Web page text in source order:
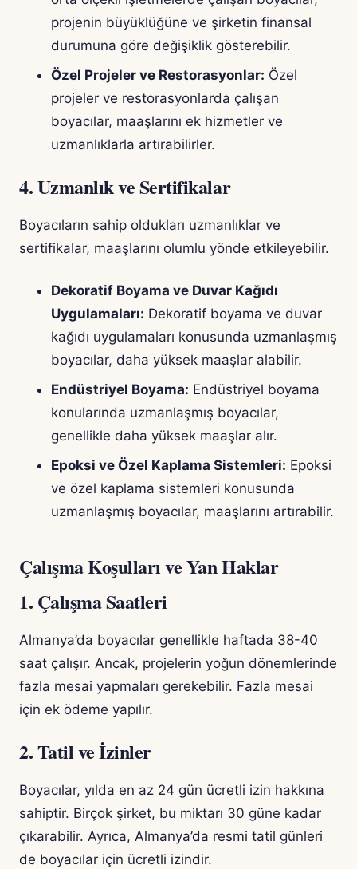
projenin büyüklüğüne ve şirketin finansal
durumuna göre değişiklik gösterebilir.
Özel Projeler ve Restorasyonlar: Özel
projeler ve restorasyonlarda çalışan
boyacılar, maaşlarını ek hizmetler ve
uzmanlıklarla artırabilirler.
4. Uzmanlık ve Sertifikalar
Boyacıların sahip oldukları uzmanlıklar ve
sertifikalar, maaşlarını olumlu yönde etkileyebilir.
Dekoratif Boyama ve Duvar Kağıdı
Uygulamaları: Dekoratif boyama ve duvar
kağıdı uygulamaları konusunda uzmanlaşmış
boyacılar, daha yüksek maaşlar alabilir.
Endüstriyel Boyama: Endüstriyel boyama
konularında uzmanlaşmış boyacılar,
genellikle daha yüksek maaşlar alır.
Epoksi ve Özel Kaplama Sistemleri: Epoksi
ve özel kaplama sistemleri konusunda
uzmanlaşmış boyacılar, maaşlarını artırabilir.
Çalışma Koşulları ve Yan Haklar
1. Çalışma Saatleri
Almanya’da boyacılar genellikle haftada 38-40
saat çalışır. Ancak, projelerin yoğun dönemlerinde
fazla mesai yapmaları gerekebilir. Fazla mesai
için ek ödeme yapılır.
2. Tatil ve İzinler
Boyacılar, yılda en az 24 gün ücretli izin hakkına
sahiptir. Birçok şirket, bu miktarı 30 güne kadar
çıkarabilir. Ayrıca, Almanya’da resmi tatil günleri
de boyacılar için ücretli izindir.